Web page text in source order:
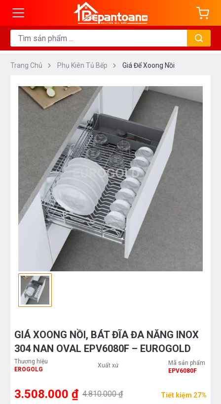
Trang Chủ Phụ Kiên Tủ Bếp Giá Để Xoong Nồi
GIÁ XOONG NỒI, BÁT ĐĨA ĐA NĂNG INOX
304 NAN OVAL EPV6080F – EUROGOLD
Thương hiệu
EROGOLG
Xuất xứ
Mã sản phẩm
EPV6080F
3.508.000 ₫ 4.810.000 ₫ Tiết kiệm 27%